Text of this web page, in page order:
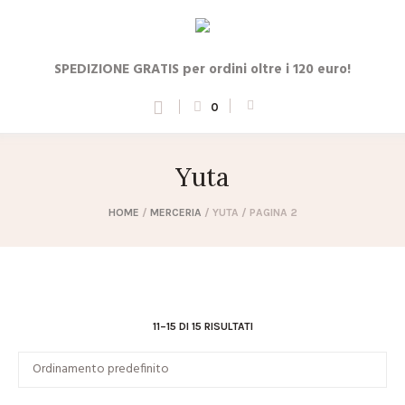
SPEDIZIONE GRATIS per ordini oltre i 120 euro!
0
Yuta
HOME / MERCERIA / YUTA / PAGINA 2
11–15 DI 15 RISULTATI